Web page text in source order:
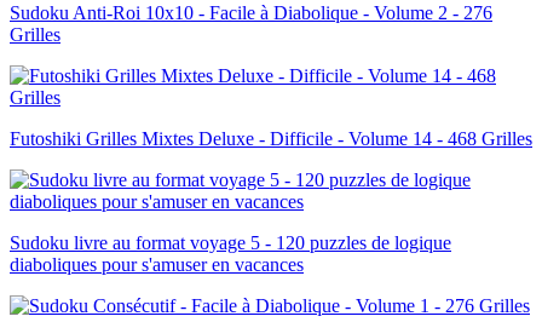
Sudoku Anti-Roi 10x10 - Facile à Diabolique - Volume 2 - 276
Grilles
Futoshiki Grilles Mixtes Deluxe - Difficile - Volume 14 - 468 Grilles
Sudoku livre au format voyage 5 - 120 puzzles de logique
diaboliques pour s'amuser en vacances